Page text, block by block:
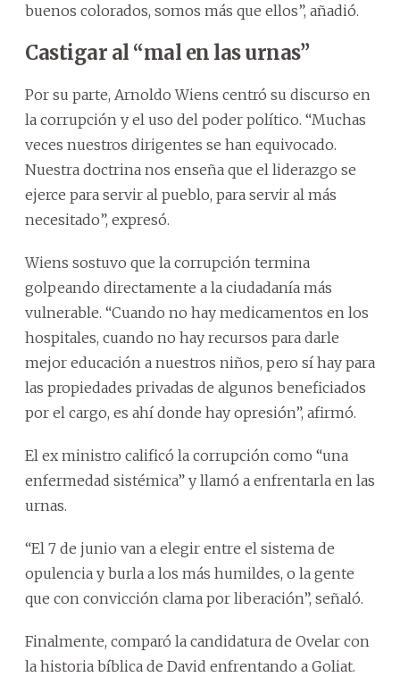
buenos colorados, somos más que ellos”, añadió.
Castigar al “mal en las urnas”
Por su parte, Arnoldo Wiens centró su discurso en
la corrupción y el uso del poder político. “Muchas
veces nuestros dirigentes se han equivocado.
Nuestra doctrina nos enseña que el liderazgo se
ejerce para servir al pueblo, para servir al más
necesitado”, expresó.
Wiens sostuvo que la corrupción termina
golpeando directamente a la ciudadanía más
vulnerable. “Cuando no hay medicamentos en los
hospitales, cuando no hay recursos para darle
mejor educación a nuestros niños, pero sí hay para
las propiedades privadas de algunos beneficiados
por el cargo, es ahí donde hay opresión”, afirmó.
El ex ministro calificó la corrupción como “una
enfermedad sistémica” y llamó a enfrentarla en las
urnas.
“El 7 de junio van a elegir entre el sistema de
opulencia y burla a los más humildes, o la gente
que con convicción clama por liberación”, señaló.
Finalmente, comparó la candidatura de Ovelar con
la historia bíblica de David enfrentando a Goliat.